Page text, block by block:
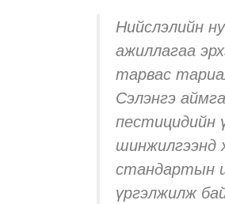
Нийслэлийн
ажиллагаа
тарвас
Сэлэнгэ
пестицидийн
шинжилгээнд
стандартын
үргэлжилж